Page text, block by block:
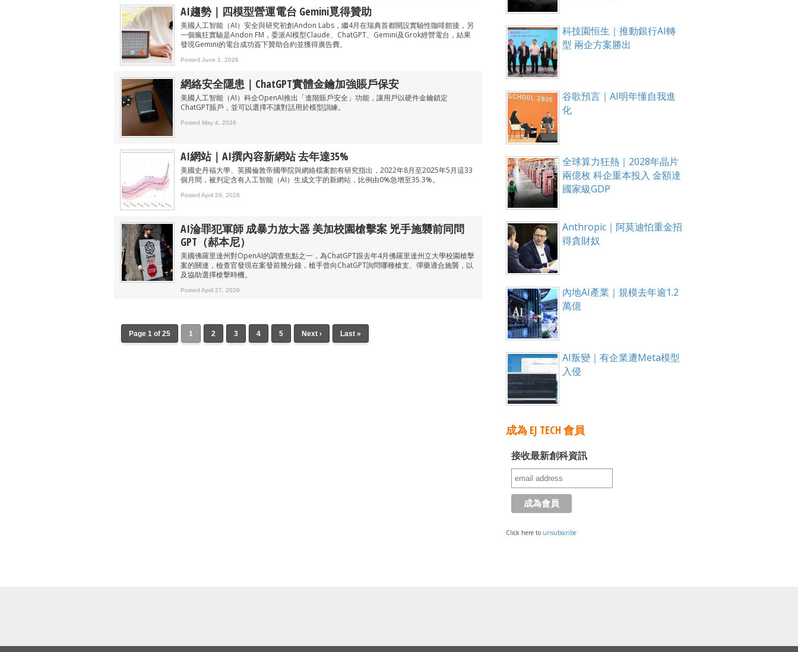
AI趨勢｜四模型營運電台 Gemini覓得贊助
美國人工智能（AI）安全與研究初創Andon Labs，繼4月在瑞典首都開設實驗性咖啡館後，另
一個瘋狂實驗是Andon FM，委派AI模型Claude、ChatGPT、Gemini及Grok經營電台，結果
發現Gemini的電台成功簽下贊助合約並獲得廣告費。
Posted June 1, 2026
網絡安全隱患｜ChatGPT實體金鑰加強賬戶保安
美國人工智能（AI）科企OpenAI推出「進階賬戶安全」功能，讓用戶以硬件金鑰鎖定
ChatGPT賬戶，並可以選擇不讓對話用於模型訓練。
Posted May 4, 2026
AI網站｜AI撰內容新網站 去年達35%
美國史丹福大學、英國倫敦帝國學院與網絡檔案館有研究指出，2022年8月至2025年5月這33
個月間，被判定含有人工智能（AI）生成文字的新網站，比例由0%急增至35.3%。
Posted April 29, 2026
AI淪罪犯軍師 成暴力放大器 美加校園槍擊案 兇手施襲前同問
GPT（郝本尼）
美國佛羅里達州對OpenAI的調查焦點之一，為ChatGPT跟去年4月佛羅里達州立大學校園槍擊
案的關連，檢查官發現在案發前幾分鐘，槍手曾向ChatGPT詢問哪種槍支、彈藥適合施襲，以
及協助選擇槍擊時機。
Posted April 27, 2026
Page 1 of 25 1 2 3 4 5 Next › Last »
科技園恒生｜推動銀行AI轉
型 兩企方案勝出
谷歌預言｜AI明年懂自我進
化
全球算力狂熱｜2028年晶片
兩億枚 科企重本投入 金額達
國家級GDP
Anthropic｜阿莫迪怕重金招
得貪財奴
內地AI產業｜規模去年逾1.2
萬億
AI叛變｜有企業遭Meta模型
入侵
成為 EJ TECH 會員
接收最新創科資訊
Click here to unsubscribe